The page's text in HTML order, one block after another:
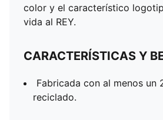
color y el característico
vida al REY.
CARACTERÍSTICAS Y
Fabricada con al menos un
reciclado.